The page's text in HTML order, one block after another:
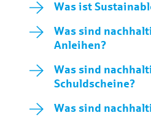
Was ist
Was sind
Anleihen?
Was sind
Schuldscheine?
Was sind